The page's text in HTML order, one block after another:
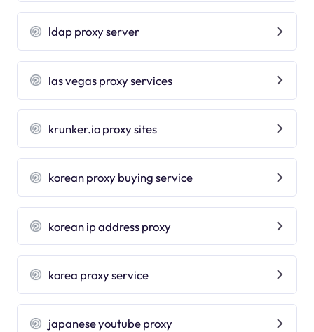
ldap proxy server
las vegas proxy services
krunker.io proxy sites
korean proxy buying service
korean ip address proxy
korea proxy service
japanese youtube proxy